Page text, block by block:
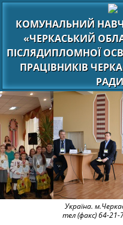
КОМУНАЛЬНИЙ
«ЧЕРКАСЬКИЙ
ПІСЛЯДИПЛОМНОЇ
ПРАЦІВНИКІВ
Україна.
тел (факс) 64-21-